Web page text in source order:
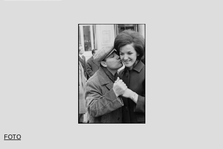
FOTO